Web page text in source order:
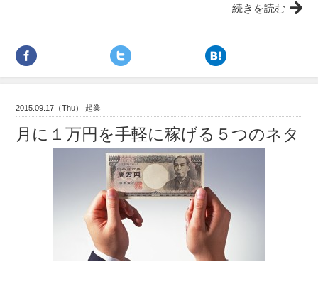
続きを読む
2015.09.17（Thu） 起業
月に１万円を手軽に稼げる５つのネタ